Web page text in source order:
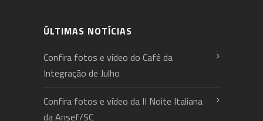
ÚLTIMAS NOTÍCIAS
Confira fotos e vídeo do Café da
Integração de Julho
Confira fotos e vídeo da II Noite Italiana
da Ansef/SC